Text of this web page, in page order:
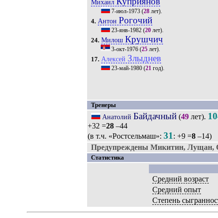
Михаил
7-июл-1973(28лет).
4. Антон Рогочий
23-янв-1982(20лет).
24. Милош Крушчич
3-окт-1976(25лет).
17. Алексей Злыднев
23-май-1980(21год).
Тренеры
Анатолий Байдачный(49лет).
+32 =28 –44
(в т.ч. «Ростсельмаш»: 31 : +9 =8 –14)
Предупреждены Микитин, Лущан,
Статистика
Средний возраст
Средний опыт
Степень